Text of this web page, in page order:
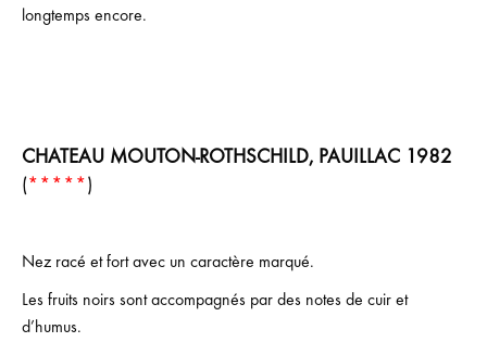
longtemps encore.
CHATEAU MOUTON-ROTHSCHILD, PAUILLAC 1982
(*****)
Nez racé et fort avec un caractère marqué.
Les fruits noirs sont accompagnés par des notes de cuir et
d’humus.